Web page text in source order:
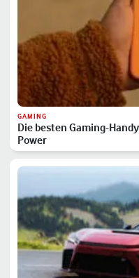
GAMING
Die besten Gaming-
Power